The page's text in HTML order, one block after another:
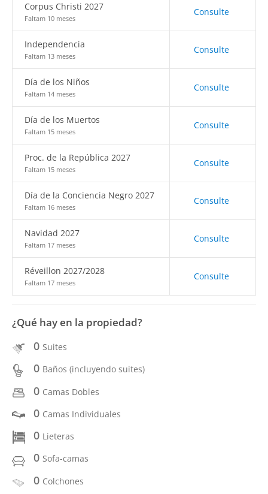
Corpus Christi 2027
Faltam 10 meses
Consulte
Independencia
Faltam 13 meses
Consulte
Día de los Niños
Faltam 14 meses
Consulte
Día de los Muertos
Faltam 15 meses
Consulte
Proc. de la República 2027
Faltam 15 meses
Consulte
Día de la Conciencia Negro 2027
Faltam 16 meses
Consulte
Navidad 2027
Faltam 17 meses
Consulte
Réveillon 2027/2028
Faltam 17 meses
Consulte
¿Qué hay en la propiedad?
0 Suites
0 Baños (incluyendo suites)
0 Camas Dobles
0 Camas Individuales
0 Lieteras
0 Sofa-camas
0 Colchones